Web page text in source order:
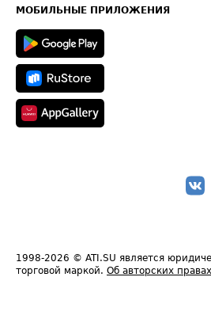
Техническая информация
МОБИЛЬНЫЕ ПРИЛОЖЕНИЯ
1998-2026 © ATI.SU является
торговой маркой. Об авторских правах